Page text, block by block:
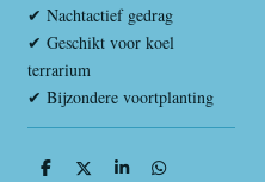
✔ Nachtactief gedrag
✔ Geschikt voor koel
terrarium
✔ Bijzondere voortplanting
D
D
S
D